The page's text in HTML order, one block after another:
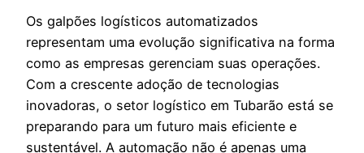
Os galpões logísticos automatizados
representam uma evolução significativa na forma
como as empresas gerenciam suas operações.
Com a crescente adoção de tecnologias
inovadoras, o setor logístico em Tubarão está se
preparando para um futuro mais eficiente e
sustentável. A automação não é apenas uma